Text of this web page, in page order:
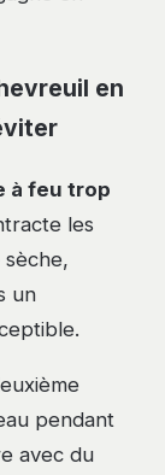
en
à feu trop
les
un
pendant
avec du